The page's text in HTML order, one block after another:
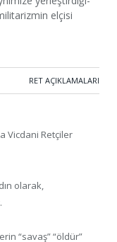
elçisi
RET AÇIKLAMALARI
Vicdani Retçiler
olarak,
“savaş” “öldür”